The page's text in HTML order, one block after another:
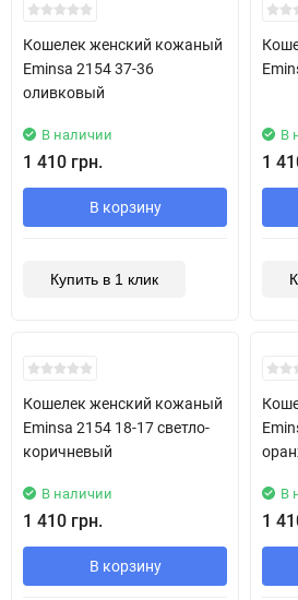
Кошелек женский кожаный
Eminsa 2154 37-36
оливковый
В наличии
1 410 грн.
В корзину
Купить в 1 клик
В
1
Кошелек женский кожаный
Eminsa 2154 18-17 светло-
коричневый
В наличии
1 410 грн.
В корзину
В
1